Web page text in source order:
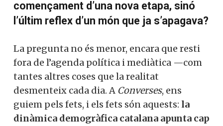
començament d’una nova etapa, sinó
l’últim reflex d’un món que ja s’apagava?
La pregunta no és menor, encara que resti
fora de l’agenda política i mediàtica —com
tantes altres coses que la realitat
desmenteix cada dia. A Converses, ens
guiem pels fets, i els fets són aquests: la
dinàmica demogràfica catalana apunta cap